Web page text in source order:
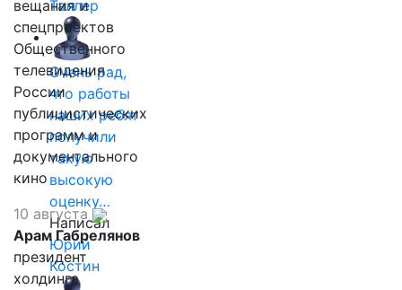
Таллер
Очень рад,
что работы
наших ребят
получили
такую
высокую
оценку…
Написал
Юрий
Костин
вещания и
спецпроектов
Общественного
телевидения
России
публицистических
программ и
документального
кино
10 августа
Арам Габрелянов
президент
холдинга